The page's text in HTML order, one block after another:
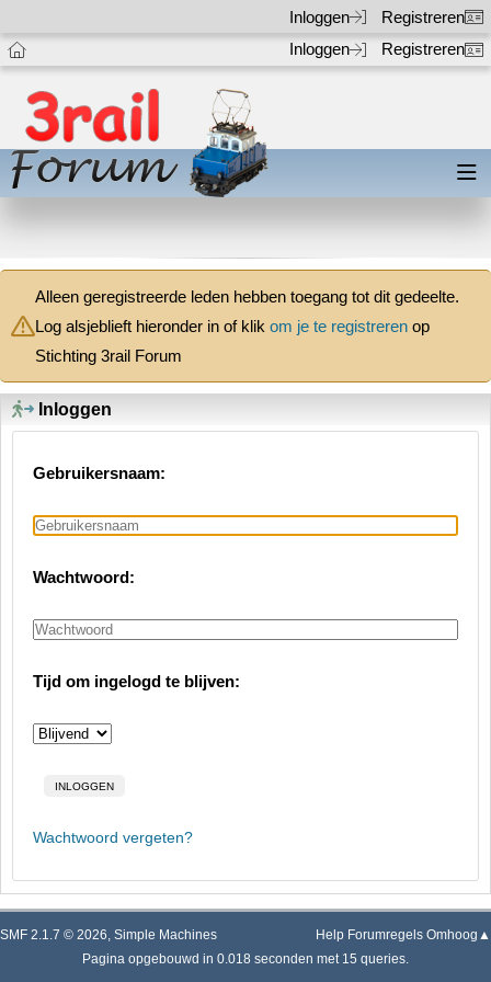
Inloggen
Registreren
Inloggen
Registreren
Alleen geregistreerde leden hebben toegang tot dit gedeelte.
Log alsjeblieft hieronder in of klik om je te registreren op
Stichting 3rail Forum
Inloggen
Gebruikersnaam:
Wachtwoord:
Tijd om ingelogd te blijven:
Wachtwoord vergeten?
SMF 2.1.7 © 2026, Simple Machines Help Forumregels Omhoog▲
Pagina opgebouwd in 0.018 seconden met 15 queries.